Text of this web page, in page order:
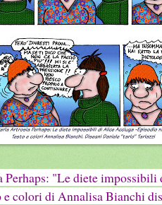
Perhaps: "Le diete
e colori di Annalisa Bianchi